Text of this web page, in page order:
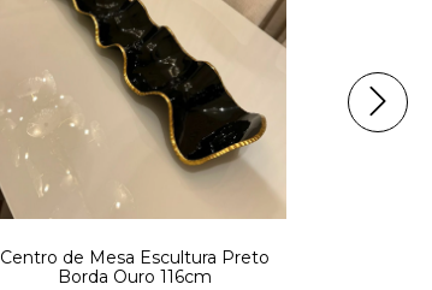
Centro de Mesa Escultura Preto
Borda Ouro 116cm